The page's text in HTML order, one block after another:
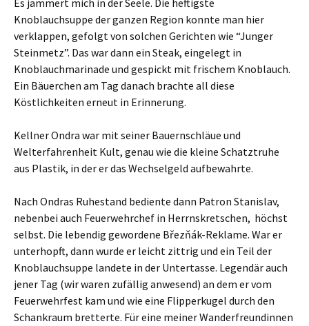
Es jammert mich in der Seele. Die heftigste
Knoblauchsuppe der ganzen Region konnte man hier
verklappen, gefolgt von solchen Gerichten wie “Junger
Steinmetz”. Das war dann ein Steak, eingelegt in
Knoblauchmarinade und gespickt mit frischem Knoblauch.
Ein Bäuerchen am Tag danach brachte all diese
Köstlichkeiten erneut in Erinnerung.
Kellner Ondra war mit seiner Bauernschläue und
Welterfahrenheit Kult, genau wie die kleine Schatztruhe
aus Plastik, in der er das Wechselgeld aufbewahrte.
Nach Ondras Ruhestand bediente dann Patron Stanislav,
nebenbei auch Feuerwehrchef in Herrnskretschen, höchst
selbst. Die lebendig gewordene Březňák-Reklame. War er
unterhopft, dann wurde er leicht zittrig und ein Teil der
Knoblauchsuppe landete in der Untertasse. Legendär auch
jener Tag (wir waren zufällig anwesend) an dem er vom
Feuerwehrfest kam und wie eine Flipperkugel durch den
Schankraum bretterte. Für eine meiner Wanderfreundinnen